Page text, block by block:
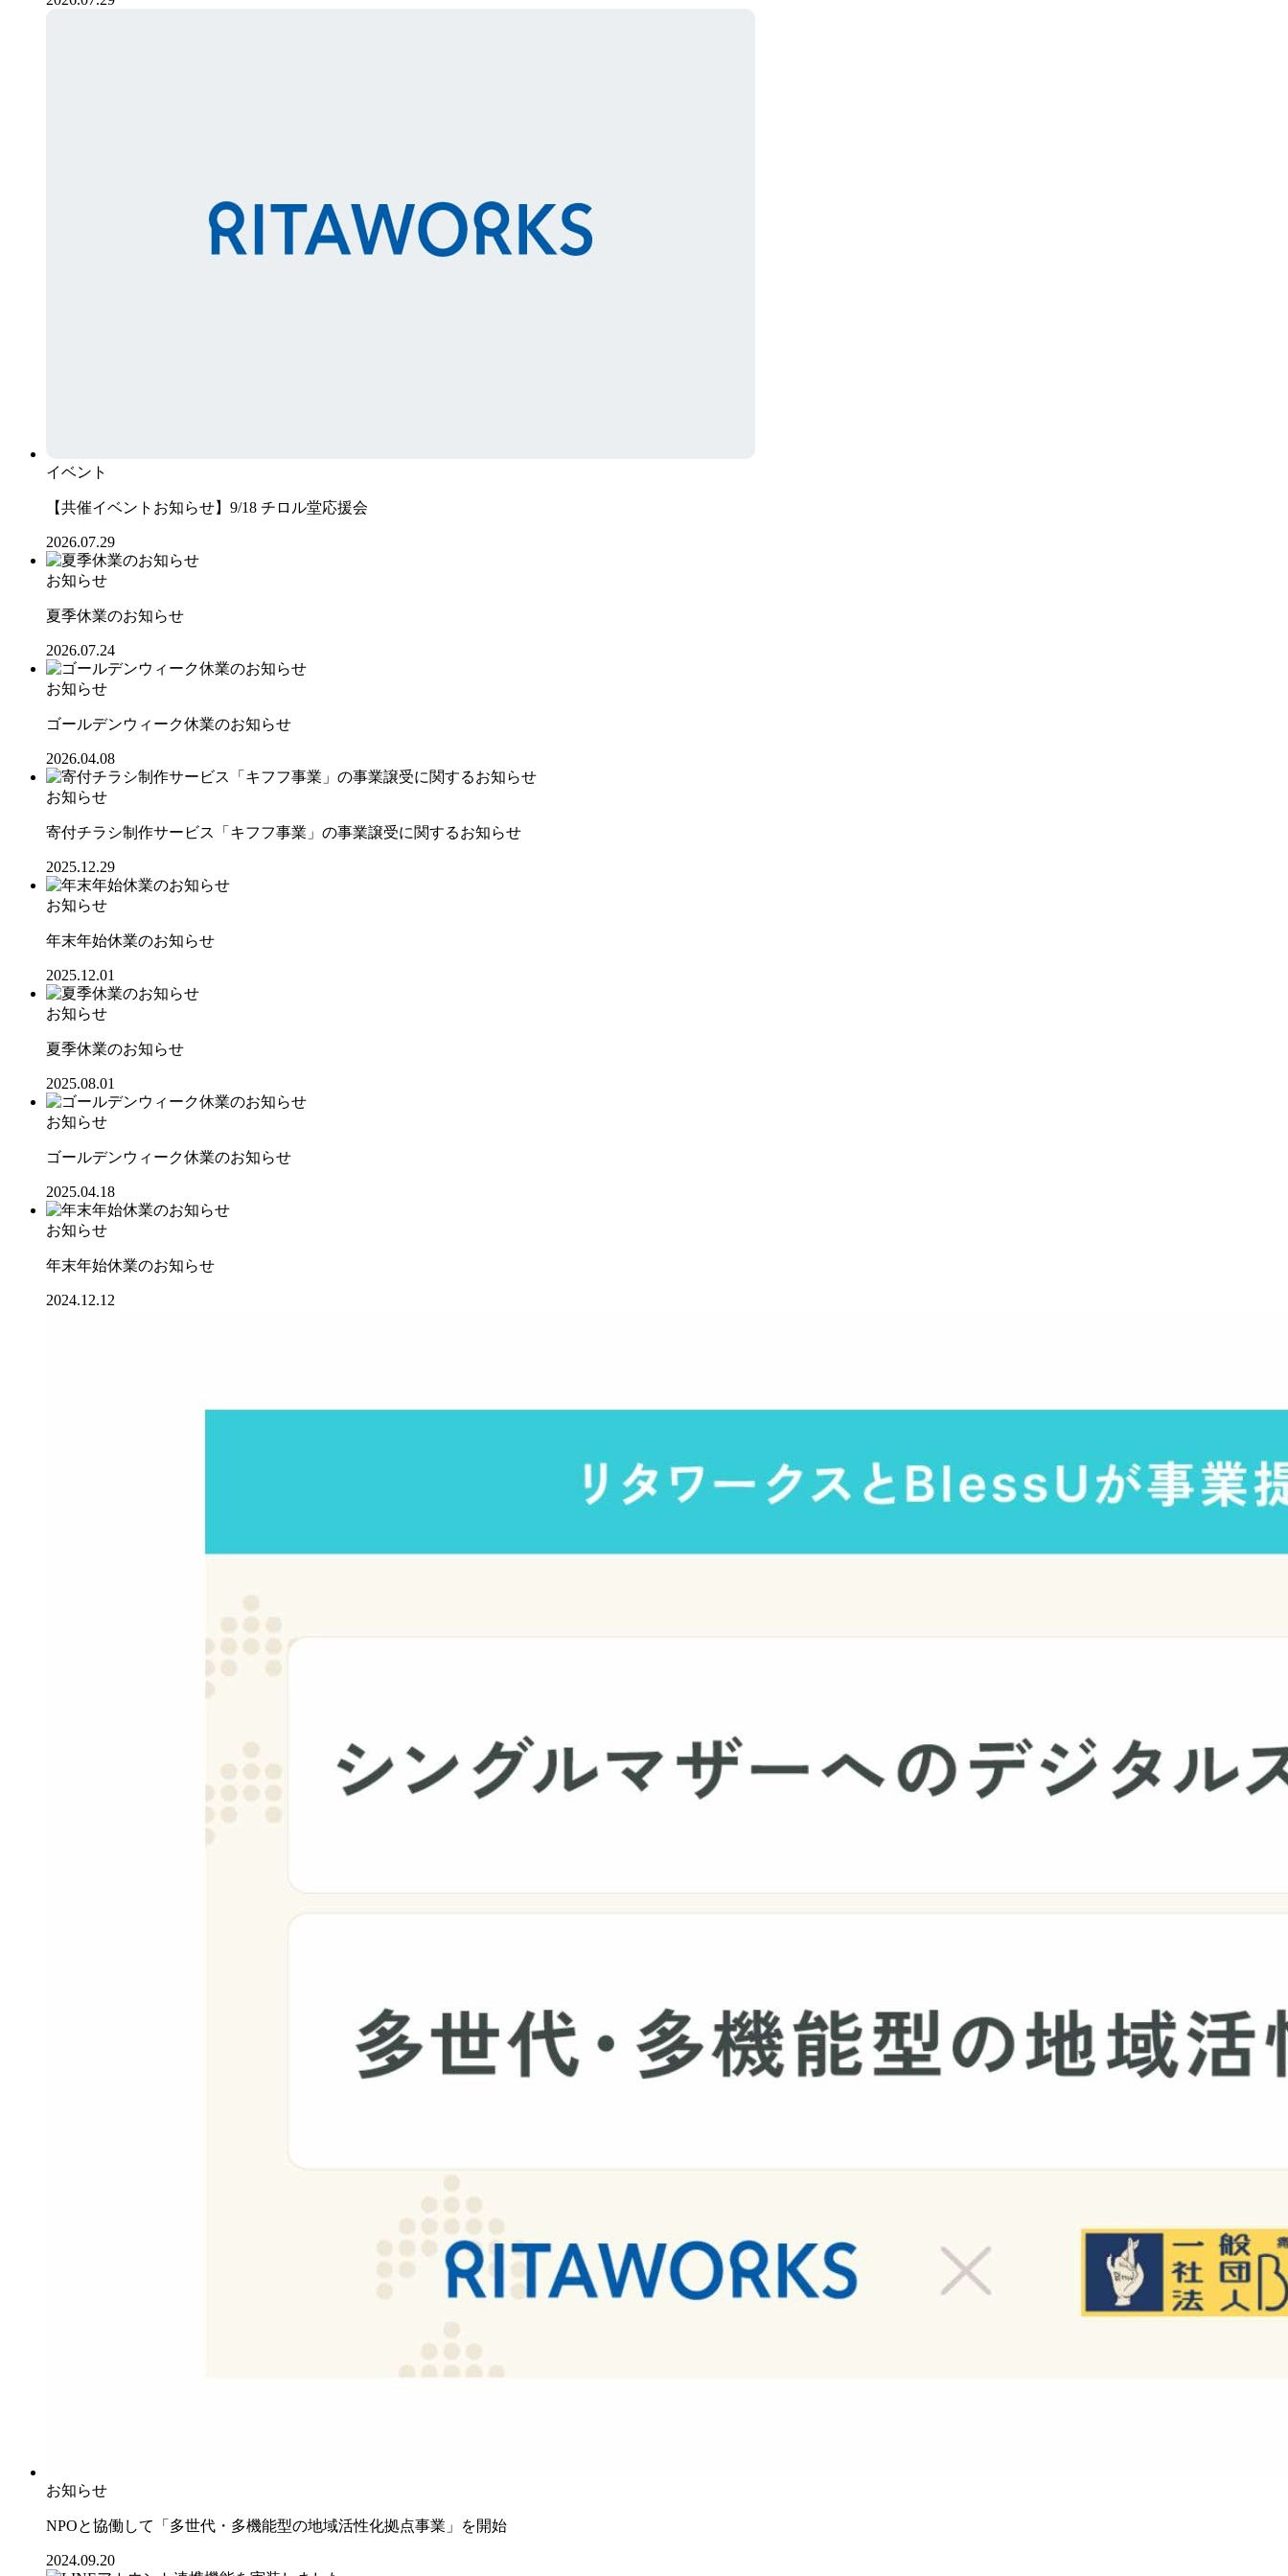
イベント
【共催イベントお知らせ】9/18 チロル堂応援会
2026.07.29
お知らせ
夏季休業のお知らせ
2026.07.24
お知らせ
ゴールデンウィーク休業のお知らせ
2026.04.08
お知らせ
寄付チラシ制作サービス「キフフ事業」の事業譲受に関するお知らせ
2025.12.29
お知らせ
年末年始休業のお知らせ
2025.12.01
お知らせ
夏季休業のお知らせ
2025.08.01
お知らせ
ゴールデンウィーク休業のお知らせ
2025.04.18
お知らせ
年末年始休業のお知らせ
2024.12.12
お知らせ
NPOと協働して「多世代・多機能型の地域活性化拠点事業」を開始
2024.09.20